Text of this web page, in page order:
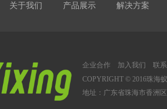
企业合作 加入我们 联
地址：广东省珠海市香洲
COPYRIGHT © 2016珠海
关于我们 产品展示 解决方案